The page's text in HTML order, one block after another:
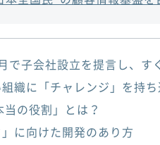
で子会社設立を提言し、す
織に「チャレンジ」を持ち
の役割」とは？
に向けた開発のあり方